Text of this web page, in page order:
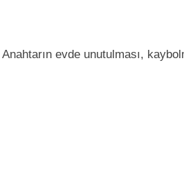
Anahtarın evde unutulması,